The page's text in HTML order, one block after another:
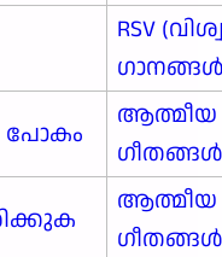
RSV
പോകം
ആത്മീയ
ഗീതങ്ങൾ
ആത്മീയ
ഗീതങ്ങൾ